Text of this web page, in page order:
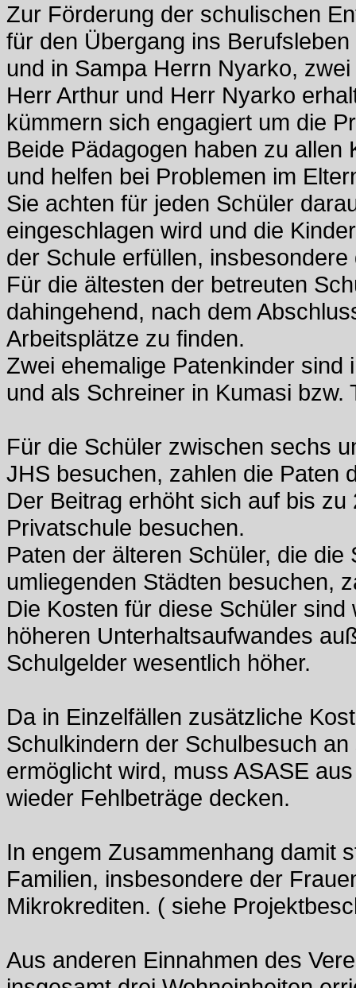
Zur Förderung der schulischen
für den Übergang ins
und in Sampa Herrn Nyarko,
Herr Arthur und Herr Nyarko
kümmern sich engagiert um die
Beide Pädagogen haben zu
und helfen bei Problemen im
Sie achten für jeden Schüler
eingeschlagen wird und die
der Schule erfüllen,
Für die ältesten der betreuten
dahingehend, nach dem
Arbeitsplätze zu finden.
Zwei ehemalige Patenkinder
und als Schreiner in Kumasi bzw.
Für die Schüler zwischen sechs
JHS besuchen, zahlen die Paten
Der Beitrag erhöht sich auf bis
Privatschule besuchen.
Paten der älteren Schüler, die
umliegenden Städten besuchen,
Die Kosten für diese Schüler
höheren Unterhaltsaufwandes
Schulgelder wesentlich höher.
Da in Einzelfällen zusätzliche
Schulkindern der Schulbesuch
ermöglicht wird, muss ASASE
wieder Fehlbeträge decken.
In engem Zusammenhang damit
Familien, insbesondere der
Mikrokrediten. ( siehe
Aus anderen Einnahmen des